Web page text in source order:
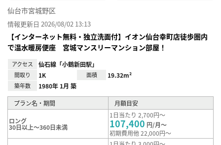
仙台市宮城野区
情報更新日 2026/08/02 13:13
【インターネット無料・独立洗面付】イオン仙台幸町店徒歩圏内
で温水暖房便座 宮城マンスリーマンション部屋！
アクセス 仙石線「小鶴新田駅」
間取り 1K 面積 19.32m²
築年数 1980年 1月 築
プラン名・期間 月額目安
ロング
30日以上～360日未満
1日当たり 2,700円～
107,400 円/月～
初期費用他 22,000円～